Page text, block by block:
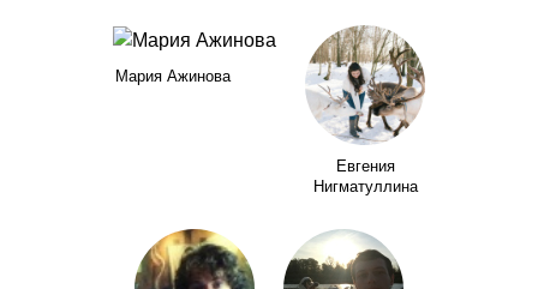
Мария Ажинова
Евгения
Нигматуллина